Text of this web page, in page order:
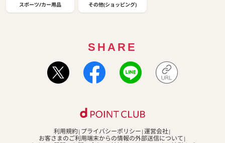
スポーツ/カー用品 その他(ショッピング)
SHARE
利用規約 プライバシーポリシー 運営会社
お客さまのご利用端末からの情報の外部送信について